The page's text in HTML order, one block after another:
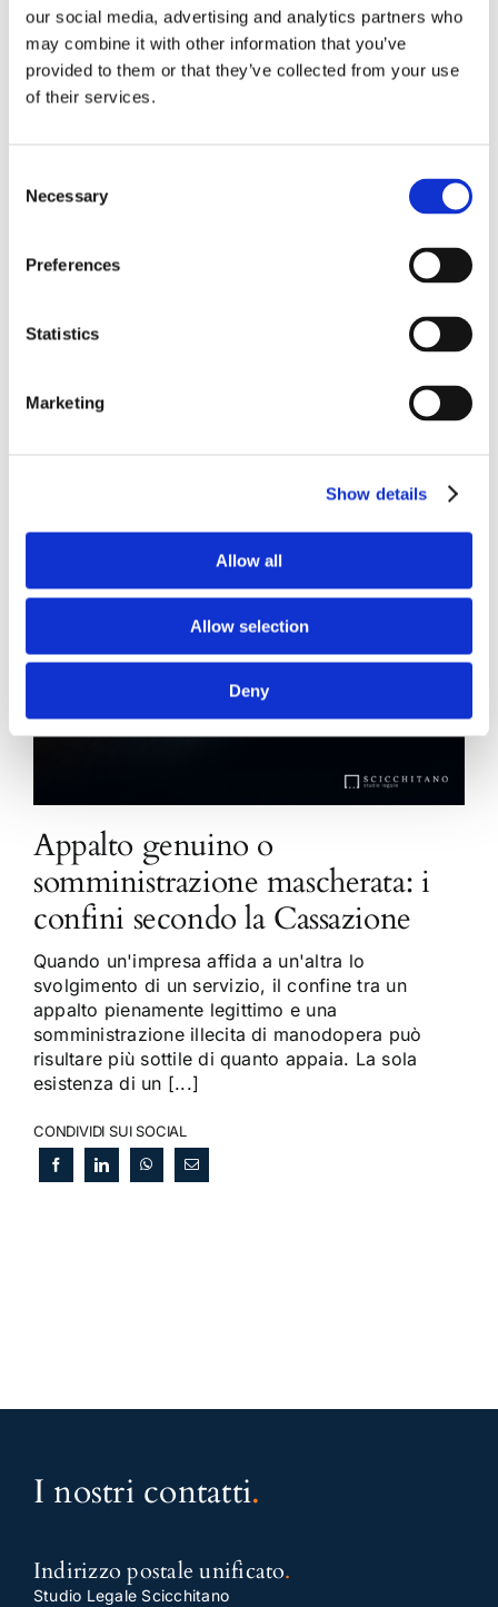
our social media, advertising and analytics partners who
may combine it with other information that you’ve
provided to them or that they’ve collected from your use
of their services.
Selection
Necessary
Preferences
Statistics
Marketing
Show details
Allow all
Allow selection
Deny
rapporto tra l'azione di [...]
CONDIVIDI SUI SOCIAL
Diritto del Lavoro, Michela Colitta, Sentenze Cassazione
Roberto De Gaetano
News.
Appalto genuino o
somministrazione mascherata: i
confini secondo la Cassazione
Quando un'impresa affida a un'altra lo
svolgimento di un servizio, il confine tra un
appalto pienamente legittimo e una
somministrazione illecita di manodopera può
risultare più sottile di quanto appaia. La sola
esistenza di un [...]
CONDIVIDI SUI SOCIAL
I nostri contatti.
Indirizzo postale unificato.
Studio Legale Scicchitano